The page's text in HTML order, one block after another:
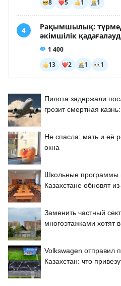
Пилота задержали
грозит смертная
Не спасла: мать и её
окна
Школьные программы
Казахстане обновят
Заменить частный
многоэтажками хотят
Volkswagen отправил
Казахстан: что